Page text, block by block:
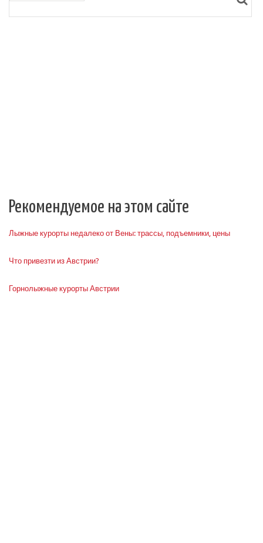
Рекомендуемое на этом сайте
Лыжные курорты недалеко от Вены: трассы, подъемники, цены
Что привезти из Австрии?
Горнолыжные курорты Австрии